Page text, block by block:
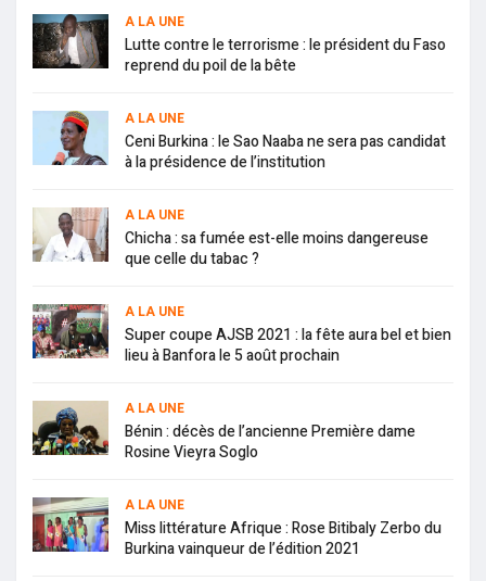
A LA UNE
Lutte contre le terrorisme : le président du Faso
reprend du poil de la bête
A LA UNE
Ceni Burkina : le Sao Naaba ne sera pas candidat
à la présidence de l’institution
A LA UNE
Chicha : sa fumée est-elle moins dangereuse
que celle du tabac ?
A LA UNE
Super coupe AJSB 2021 : la fête aura bel et bien
lieu à Banfora le 5 août prochain
A LA UNE
Bénin : décès de l’ancienne Première dame
Rosine Vieyra Soglo
A LA UNE
Miss littérature Afrique : Rose Bitibaly Zerbo du
Burkina vainqueur de l’édition 2021